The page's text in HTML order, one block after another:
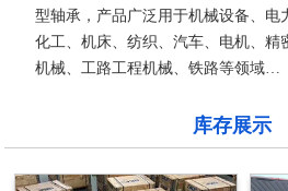
型轴承，产品广泛用于机械设备、电
化工、机床、纺织、汽车、电机、精
机械、工路工程机械、铁路等领域…
库存展示